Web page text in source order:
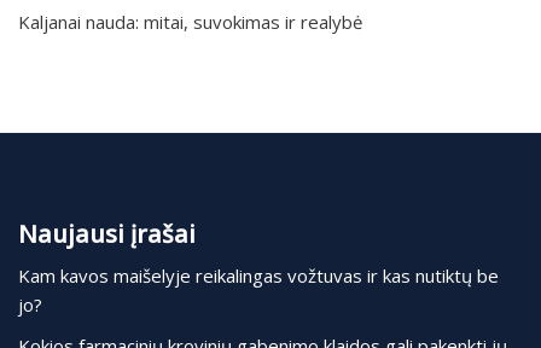
Kaljanai nauda: mitai, suvokimas ir realybė
Naujausi įrašai
Kam kavos maišelyje reikalingas vožtuvas ir kas nutiktų be
jo?